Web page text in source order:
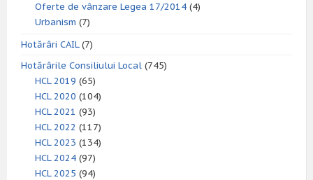
Oferte de vânzare Legea 17/2014 (4)
Urbanism (7)
Hotărâri CAIL(7)
Hotărârile Consiliului Local (745)
HCL 2019 (65)
HCL 2020 (104)
HCL 2021 (93)
HCL 2022 (117)
HCL 2023 (134)
HCL 2024 (97)
HCL 2025 (94)